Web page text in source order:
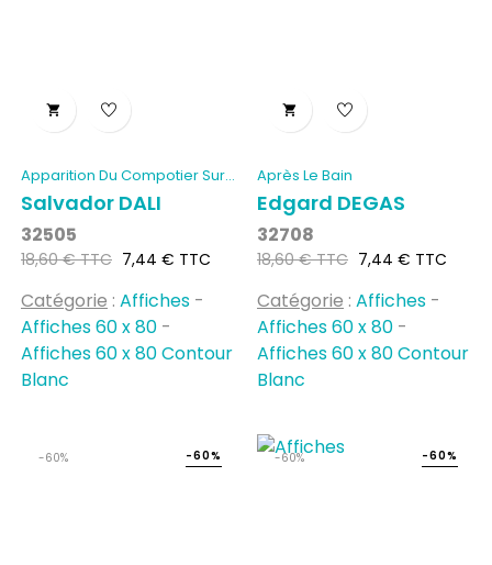

Apparition Du Compotier Sur...
Salvador DALI
32505
Prix
18,60 € TTC Prix
7,44 € TTC
Catégorie : Affiches -
Affiches 60 x 80 -
Affiches 60 x 80 Contour
Blanc

Après Le Bain
Edgard DEGAS
32708
Prix
18,60 € TTC Prix
7,44 € TTC
Catégorie : Affiches -
Affiches 60 x 80 -
Affiches 60 x 80 Contour
Blanc
-60% -60% -60% -60%